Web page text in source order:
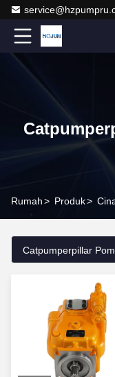
Rumah> Produk>
Catpumperpillar